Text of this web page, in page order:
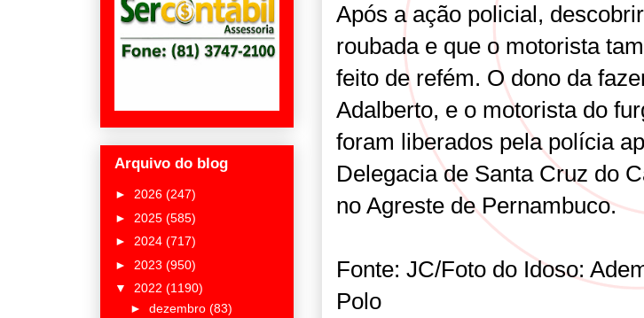
Após a ação policial,
roubada e que o motorista
feito de refém. O dono da
Adalberto, e o motorista do
foram liberados pela polícia
Delegacia de Santa Cruz do
no Agreste de Pernambuco.
Fonte: JC/Foto do Idoso:
Polo
Arquivo do blog
► 2026 (247)
► 2025 (585)
► 2024 (717)
► 2023 (950)
▼ 2022 (1190)
► dezembro (83)